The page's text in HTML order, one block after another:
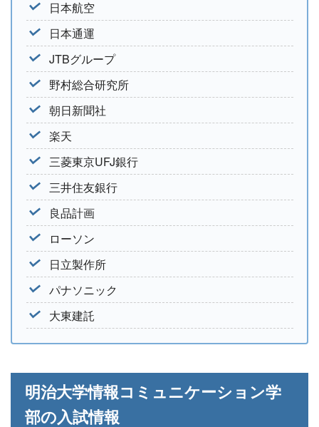
日本航空
日本通運
JTBグループ
野村総合研究所
朝日新聞社
楽天
三菱東京UFJ銀行
三井住友銀行
良品計画
ローソン
日立製作所
パナソニック
大東建託
明治大学情報コミュニケーション学
部の入試情報